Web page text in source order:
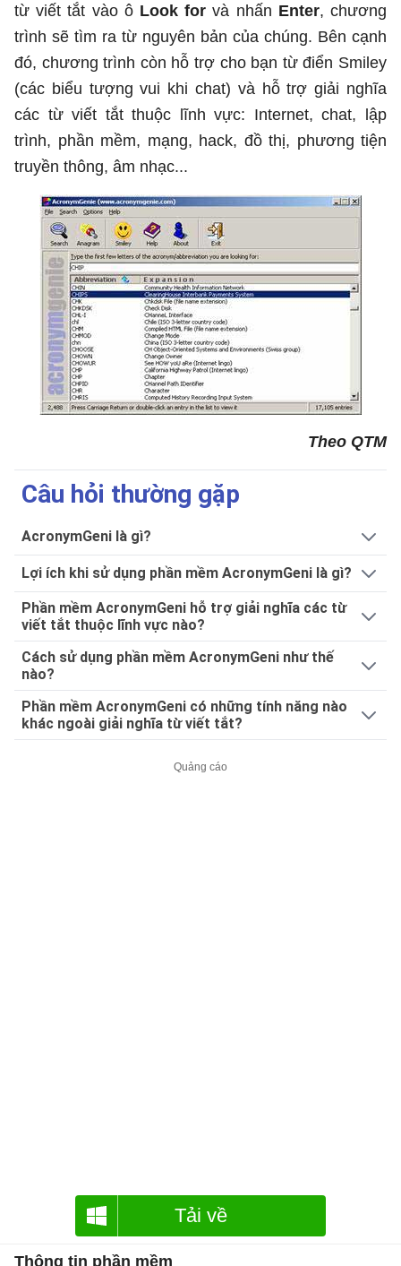
từ viết tắt vào ô Look for và nhấn Enter, chương
trình sẽ tìm ra từ nguyên bản của chúng. Bên cạnh
đó, chương trình còn hỗ trợ cho bạn từ điển Smiley
(các biểu tượng vui khi chat) và hỗ trợ giải nghĩa
các từ viết tắt thuộc lĩnh vực: Internet, chat, lập
trình, phần mềm, mạng, hack, đồ thị, phương tiện
truyền thông, âm nhạc...
Theo QTM
Câu hỏi thường gặp
AcronymGeni là gì?
Lợi ích khi sử dụng phần mềm AcronymGeni là gì?
Phần mềm AcronymGeni hỗ trợ giải nghĩa các từ
viết tắt thuộc lĩnh vực nào?
Cách sử dụng phần mềm AcronymGeni như thế
nào?
Phần mềm AcronymGeni có những tính năng nào
khác ngoài giải nghĩa từ viết tắt?
Tải về
Thông tin phần mềm